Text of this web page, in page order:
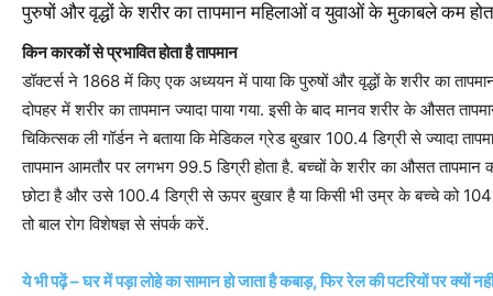
पुरुषों और वृद्धों के शरीर का तापमान महिलाओं व युवाओं के मुकाबले कम
किन कारकों से प्रभावित होता है तापमान
डॉक्टर्स ने 1868 में किए एक अध्‍ययन में पाया कि पुरुषों और वृद्धों के शरीर का
दोपहर में शरीर का तापमान ज्‍यादा पाया गया. इसी के बाद मानव शरीर के औसत
चिकित्सक ली गॉर्डन ने बताया कि मेडिकल ग्रेड बुखार 100.4 डिग्री से ज्‍यादा
तापमान आमतौर पर लगभग 99.5 डिग्री होता है. बच्चों के शरीर का औसत तापमान
छोटा है और उसे 100.4 डिग्री से ऊपर बुखार है या किसी भी उम्र के बच्चे को 104
तो बाल रोग विशेषज्ञ से संपर्क करें.
ये भी पढ़ें – घर में पड़ा लोहे का सामान हो जाता है कबाड़, फिर रेल की पटरियों पर क्‍यों